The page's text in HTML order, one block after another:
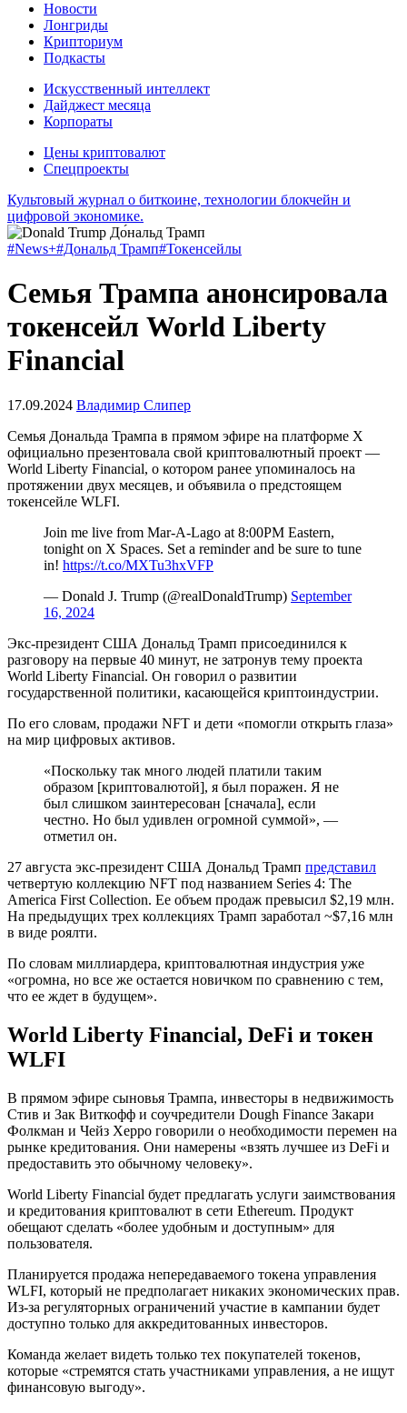
Новости
Лонгриды
Крипториум
Подкасты
Искусственный интеллект
Дайджест месяца
Корпораты
Цены криптовалют
Спецпроекты
Культовый журнал о биткоине, технологии блокчейн и
цифровой экономике.
#News+#Дональд Трамп#Токенсейлы
Семья Трампа анонсировала
токенсейл World Liberty
Financial
17.09.2024 Владимир Слипер
Семья Дональда Трампа в прямом эфире на платформе X
официально презентовала свой криптовалютный проект —
World Liberty Financial, о котором ранее упоминалось на
протяжении двух месяцев, и объявила о предстоящем
токенсейле WLFI.
Join me live from Mar-A-Lago at 8:00PM Eastern,
tonight on X Spaces. Set a reminder and be sure to tune
in! https://t.co/MXTu3hxVFP
— Donald J. Trump (@realDonaldTrump) September
16, 2024
Экс-президент США Дональд Трамп присоединился к
разговору на первые 40 минут, не затронув тему проекта
World Liberty Financial. Он говорил о развитии
государственной политики, касающейся криптоиндустрии.
По его словам, продажи NFT и дети «помогли открыть глаза»
на мир цифровых активов.
«Поскольку так много людей платили таким
образом [криптовалютой], я был поражен. Я не
был слишком заинтересован [сначала], если
честно. Но был удивлен огромной суммой», —
отметил он.
27 августа экс-президент США Дональд Трамп представил
четвертую коллекцию NFT под названием Series 4: The
America First Collection. Ее объем продаж превысил $2,19 млн.
На предыдущих трех коллекциях Трамп заработал ~$7,16 млн
в виде роялти.
По словам миллиардера, криптовалютная индустрия уже
«огромна, но все же остается новичком по сравнению с тем,
что ее ждет в будущем».
World Liberty Financial, DeFi и токен
WLFI
В прямом эфире сыновья Трампа, инвесторы в недвижимость
Стив и Зак Виткофф и соучредители Dough Finance Закари
Фолкман и Чейз Херро говорили о необходимости перемен на
рынке кредитования. Они намерены «взять лучшее из DeFi и
предоставить это обычному человеку».
World Liberty Financial будет предлагать услуги заимствования
и кредитования криптовалют в сети Ethereum. Продукт
обещают сделать «более удобным и доступным» для
пользователя.
Планируется продажа непередаваемого токена управления
WLFI, который не предполагает никаких экономических прав.
Из-за регуляторных ограничений участие в кампании будет
доступно только для аккредитованных инвесторов.
Команда желает видеть только тех покупателей токенов,
которые «стремятся стать участниками управления, а не ищут
финансовую выгоду».